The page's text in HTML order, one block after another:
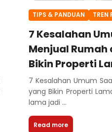
TIPS & PANDUAN TREN
7 Kesalahan
Menjual Rumah
Bikin Properti
7 Kesalahan Umum
yang Bikin Properti
lama jadi ...
Read more